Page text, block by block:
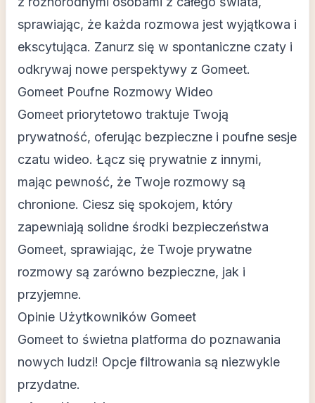
sprawiając, że każda rozmowa jest wyjątkowa i
ekscytująca. Zanurz się w spontaniczne czaty i
odkrywaj nowe perspektywy z Gomeet.
Gomeet Poufne Rozmowy Wideo
Gomeet priorytetowo traktuje Twoją
prywatność, oferując bezpieczne i poufne sesje
czatu wideo. Łącz się prywatnie z innymi,
mając pewność, że Twoje rozmowy są
chronione. Ciesz się spokojem, który
zapewniają solidne środki bezpieczeństwa
Gomeet, sprawiając, że Twoje prywatne
rozmowy są zarówno bezpieczne, jak i
przyjemne.
Opinie Użytkowników Gomeet
Gomeet to świetna platforma do poznawania
nowych ludzi! Opcje filtrowania są niezwykle
przydatne.